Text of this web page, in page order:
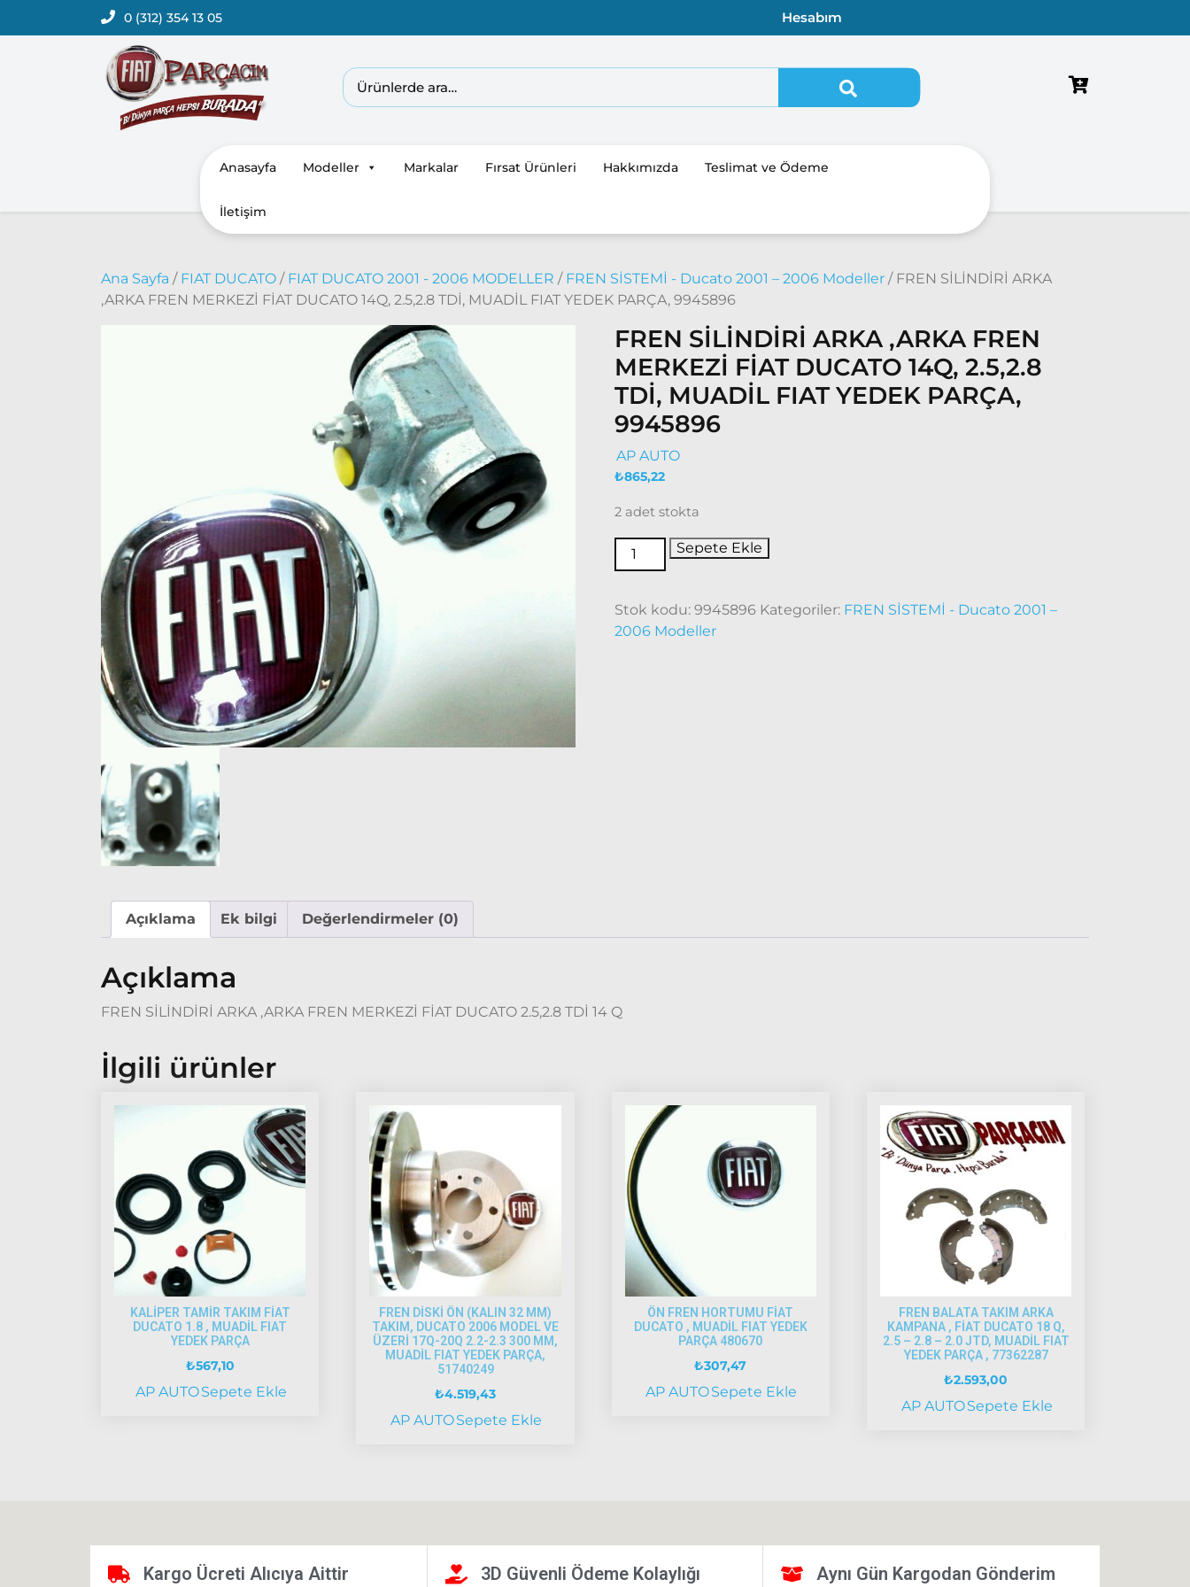
0 (312) 354 13 05 Hesabım
Anasayfa Modeller Markalar Fırsat Ürünleri Hakkımızda Teslimat ve Ödeme
İletişim
Ana Sayfa / FIAT DUCATO / FIAT DUCATO 2001 - 2006 MODELLER / FREN SİSTEMİ - Ducato 2001 – 2006 Modeller / FREN SİLİNDİRİ ARKA
,ARKA FREN MERKEZİ FİAT DUCATO 14Q, 2.5,2.8 TDİ, MUADİL FIAT YEDEK PARÇA, 9945896
FREN SİLİNDİRİ ARKA ,ARKA FREN
MERKEZİ FİAT DUCATO 14Q, 2.5,2.8
TDİ, MUADİL FIAT YEDEK PARÇA,
9945896
AP AUTO
₺865,22
2 adet stokta
Sepete Ekle
Stok kodu:9945896 Kategoriler: FREN SİSTEMİ - Ducato 2001 –
2006 Modeller
Açıklama Ek bilgi Değerlendirmeler (0)
Açıklama
FREN SİLİNDİRİ ARKA ,ARKA FREN MERKEZİ FİAT DUCATO 2.5,2.8 TDİ 14 Q
İlgili ürünler
KALİPER TAMİR TAKIM FİAT
DUCATO 1.8 , MUADİL FIAT
YEDEK PARÇA
₺567,10
AP AUTOSepete Ekle
FREN DİSKİ ÖN (KALIN 32 MM)
TAKIM, DUCATO 2006 MODEL VE
ÜZERİ 17Q-20Q 2.2-2.3 300 MM,
MUADİL FIAT YEDEK PARÇA,
51740249
₺4.519,43
AP AUTOSepete Ekle
ÖN FREN HORTUMU FİAT
DUCATO , MUADİL FIAT YEDEK
PARÇA 480670
₺307,47
AP AUTOSepete Ekle
FREN BALATA TAKIM ARKA
KAMPANA , FİAT DUCATO 18 Q,
2.5 – 2.8 – 2.0 JTD, MUADİL FIAT
YEDEK PARÇA , 77362287
₺2.593,00
AP AUTOSepete Ekle
Kargo Ücreti Alıcıya Aittir 3D Güvenli Ödeme Kolaylığı Aynı Gün Kargodan Gönderim